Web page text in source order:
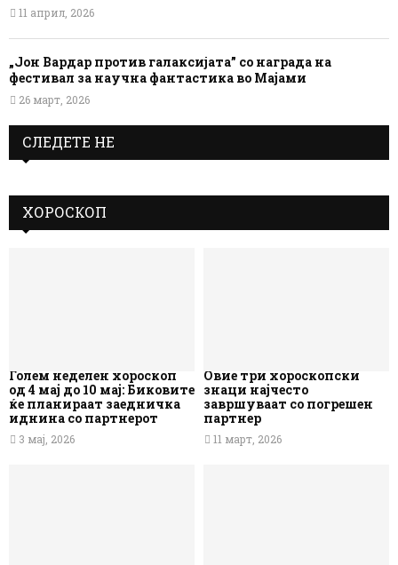
11 април, 2026
„Јон Вардар против галаксијата” со награда на
фестивал за научна фантастика во Мајами
26 март, 2026
СЛЕДЕТЕ НЕ
ХОРОСКОП
Голем неделен хороскоп
од 4 мај до 10 мај: Биковите
ќе планираат заедничка
иднина со партнерот
3 мај, 2026
Овие три хороскопски
знаци најчесто
завршуваат со погрешен
партнер
11 март, 2026